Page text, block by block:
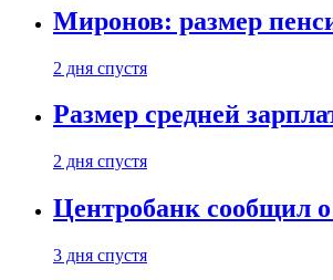
Миронов: размер
2 дня спустя
Размер средней
2 дня спустя
Центробанк сообщил
3 дня спустя